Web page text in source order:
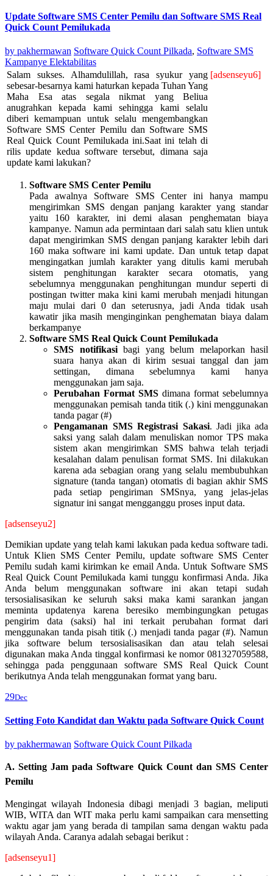
Update Software SMS Center Pemilu dan Software SMS Real
Quick Count Pemilukada
by pakhermawan Software Quick Count Pilkada, Software SMS
Kampanye Elektabilitas
Salam sukses. Alhamdulillah, rasa syukur yang
sebesar-besarnya kami haturkan kepada Tuhan Yang
Maha Esa atas segala nikmat yang Beliua
anugrahkan kepada kami sehingga kami selalu
diberi kemampuan untuk selalu mengembangkan
Software SMS Center Pemilu dan Software SMS
Real Quick Count Pemilukada ini.Saat ini telah di
rilis update kedua software tersebut, dimana saja
update kami lakukan?
[adsenseyu6]
Software SMS Center Pemilu
Pada awalnya Software SMS Center ini hanya mampu
mengirimkan SMS dengan panjang karakter yang standar
yaitu 160 karakter, ini demi alasan penghematan biaya
kampanye. Namun ada permintaan dari salah satu klien untuk
dapat mengirimkan SMS dengan panjang karakter lebih dari
160 maka software ini kami update. Dan untuk tetap dapat
mengingatkan jumlah karakter yang ditulis kami merubah
sistem penghitungan karakter secara otomatis, yang
sebelumnya menggunakan penghitungan mundur seperti di
postingan twitter maka kini kami merubah menjadi hitungan
maju mulai dari 0 dan seterusnya, jadi Anda tidak usah
kawatir jika masih menginginkan penghematan biaya dalam
berkampanye
Software SMS Real Quick Count Pemilukada
SMS notifikasibagi yang belum melaporkan hasil
suara hanya akan di kirim sesuai tanggal dan jam
settingan, dimana sebelumnya kami hanya
menggunakan jam saja.
Perubahan Format SMS dimana format sebelumnya
menggunakan pemisah tanda titik (.) kini menggunakan
tanda pagar (#)
Pengamanan SMS Registrasi Sakasi. Jadi jika ada
saksi yang salah dalam menuliskan nomor TPS maka
sistem akan mengirimkan SMS bahwa telah terjadi
kesalahan dalam penulisan format SMS. Ini dilakukan
karena ada sebagian orang yang selalu membubuhkan
signature (tanda tangan) otomatis di bagian akhir SMS
pada setiap pengiriman SMSnya, yang jelas-jelas
signatur ini sangat mengganggu proses input data.
[adsenseyu2]
Demikian update yang telah kami lakukan pada kedua software tadi.
Untuk Klien SMS Center Pemilu, update software SMS Center
Pemilu sudah kami kirimkan ke email Anda. Untuk Software SMS
Real Quick Count Pemilukada kami tunggu konfirmasi Anda. Jika
Anda belum menggunakan software ini akan tetapi sudah
tersosialisasikan ke seluruh saksi maka kami sarankan jangan
meminta updatenya karena beresiko membingungkan petugas
pengirim data (saksi) hal ini terkait perubahan format dari
menggunakan tanda pisah titik (.) menjadi tanda pagar (#). Namun
jika software belum tersosialisasikan dan atau telah selesai
digunakan maka Anda tinggal konfirmasi ke nomor 081327059588,
sehingga pada penggunaan software SMS Real Quick Count
berikutnya Anda telah menggunakan format yang baru.
29Dec
Setting Foto Kandidat dan Waktu pada Software Quick Count
by pakhermawan Software Quick Count Pilkada
A. Setting Jam pada Software Quick Count dan SMS Center
Pemilu
Mengingat wilayah Indonesia dibagi menjadi 3 bagian, meliputi
WIB, WITA dan WIT maka perlu kami sampaikan cara mensetting
waktu agar jam yang berada di tampilan sama dengan waktu pada
wilayah Anda. Caranya adalah sebagai berikut :
[adsenseyu1]